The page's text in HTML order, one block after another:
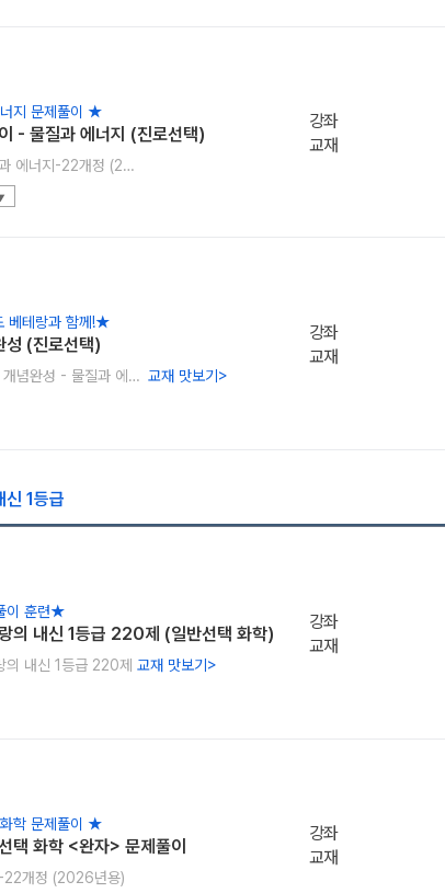
지 문제풀이 ★
- 물질과 에너지 (진로선택)
[온라인서점] 완자 고등 물질과 에너지-22개정 (2026년)
강좌
교재
베테랑과 함께!★
성 (진로선택)
[29187] 진로선택 베테랑의 개념완성 - 물질과 에너지 교재 맛보기 >
강좌
교재
1등급
이 훈련★
의 내신 1등급 220제 (일반선택 화학)
내신 1등급 220제 교재 맛보기 >
강좌
교재
학 문제풀이 ★
화학 <완자> 문제풀이
22개정 (2026년용)
강좌
교재